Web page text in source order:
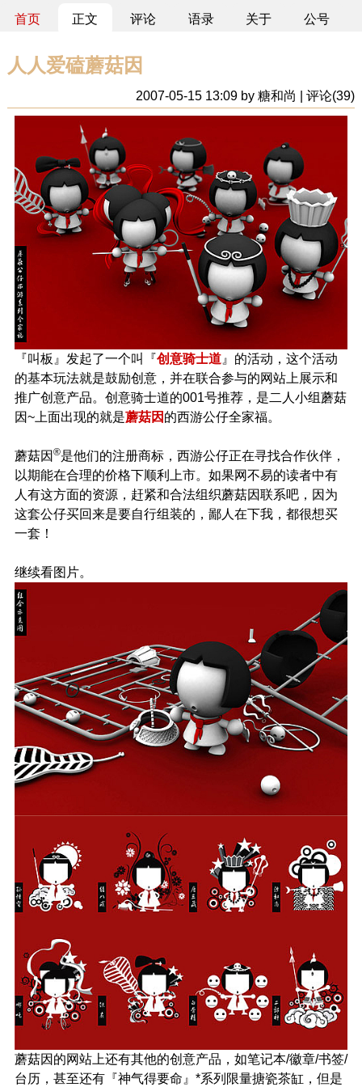
首页 正文 评论 语录 关于 公号
人人爱磕蘑菇因
2007-05-15 13:09 by 糖和尚 | 评论(39)
『叫板』发起了一个叫『创意骑士道』的活动，这个活动
的基本玩法就是鼓励创意，并在联合参与的网站上展示和
推广创意产品。创意骑士道的001号推荐，是二人小组蘑菇
因~上面出现的就是蘑菇因 的西游公仔全家福。
蘑菇因 ®是他们的注册商标，西游公仔正在寻找合作伙伴，
以期能在合理的价格下顺利上市。如果网不易的读者中有
人有这方面的资源，赶紧和合法组织蘑菇因联系吧，因为
这套公仔买回来是要自行组装的，鄙人在下我，都很想买
一套！
继续看图片。
蘑菇因的网站上还有其他的创意产品，如笔记本/徽章/书签/
台历，甚至还有『神气得要命』*系列限量搪瓷茶缸，但是